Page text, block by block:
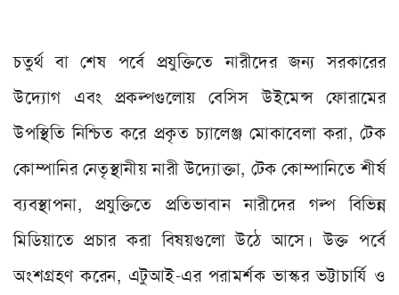
চতুর্থ বা শেষ পর্বে প্রযুক্তিতে নারীদের জন্য সরকারের
উদ্যোগ এবং প্রকল্পগুলোয় বেসিস উইমেন্স ফোরামের
উপস্থিতি নিশ্চিত করে প্রকৃত চ্যালেঞ্জ মোকাবেলা করা,টেক
কোম্পানির নেতৃস্থানীয় নারী উদ্যোক্তা, টেক কোম্পানিতে শীর্ষ
ব্যবস্থাপনা, প্রযুক্তিতে প্রতিভাবান নারীদের গল্প বিভিন্ন
মিডিয়াতে প্রচার করা বিষয়গুলো উঠে আসে। উক্ত পর্বে
অংশগ্রহণ করেন, এটুআই-এর পরামর্শক ভাস্কর ভট্টাচার্যি ও